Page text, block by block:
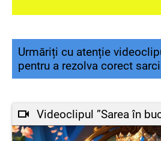
Urmăriți cu atenție
pentru a rezolva corect